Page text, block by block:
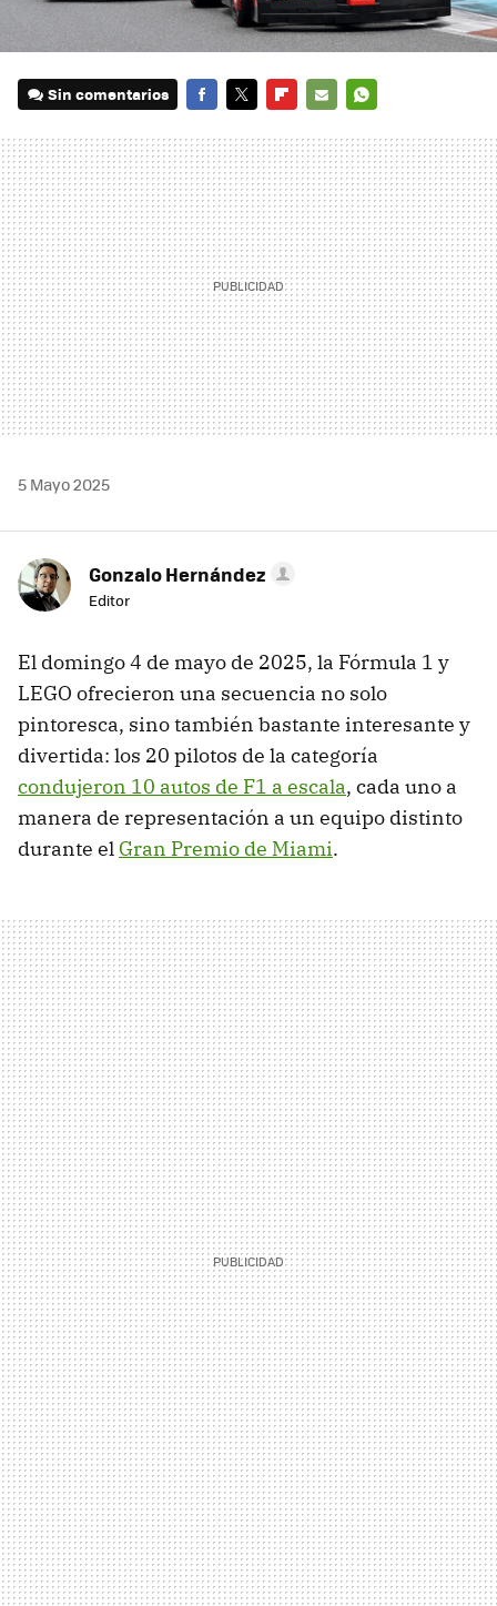
Sin comentarios
MAIL
5 Mayo 2025
Gonzalo Hernández
Editor
El domingo 4 de mayo de 2025, la Fórmula 1 y
LEGO ofrecieron una secuencia no solo
pintoresca, sino también bastante interesante y
divertida: los 20 pilotos de la categoría
condujeron 10 autos de F1 a escala, cada uno a
manera de representación a un equipo distinto
durante el Gran Premio de Miami.